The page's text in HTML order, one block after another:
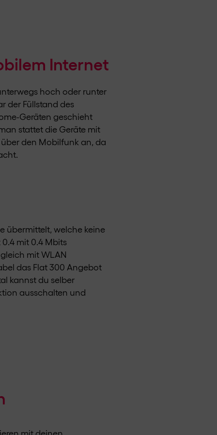
Internet
hoch oder runter
der Füllstand des
Geräten geschieht
stattet die Geräte mit
den Mobilfunk an, da
übermittelt, welche keine
mit 0.4 Mbits
mit WLAN
das Flat 300 Angebot
kannst du selber
ausschalten und